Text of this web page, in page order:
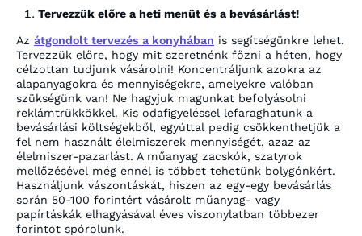
Netbank App letöltése
Tervezzük előre a heti menüt és a bevásárlást!
Az átgondolt tervezés a konyhában is segítségünkre lehet.
Tervezzük előre, hogy mit szeretnénk főzni a héten, hogy
célzottan tudjunk vásárolni! Koncentráljunk azokra az
alapanyagokra és mennyiségekre, amelyekre valóban
szükségünk van! Ne hagyjuk magunkat befolyásolni
reklámtrükkökkel. Kis odafigyeléssel lefaraghatunk a
bevásárlási költségekből, egyúttal pedig csökkenthetjük a
fel nem használt élelmiszerek mennyiségét, azaz az
élelmiszer-pazarlást. A műanyag zacskók, szatyrok
mellőzésével még ennél is többet tehetünk bolygónkért.
Használjunk vászontáskát, hiszen az egy-egy bevásárlás
során 50-100 forintért vásárolt műanyag- vagy
papírtáskák elhagyásával éves viszonylatban többezer
forintot spórolunk.